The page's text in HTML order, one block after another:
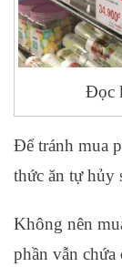
Đọc
Để tránh mua
thức ăn tự hủy
Không nên
phần vẫn